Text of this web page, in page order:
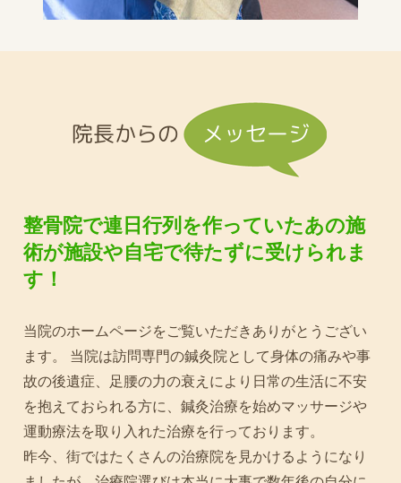
院長からの メッセージ
整骨院で連日行列を作っていたあの施
術が施設や自宅で待たずに受けられま
す！
当院のホームページをご覧いただきありがとうござい
ます。 当院は訪問専門の鍼灸院として身体の痛みや事
故の後遺症、足腰の力の衰えにより日常の生活に不安
を抱えておられる方に、鍼灸治療を始めマッサージや
運動療法を取り入れた治療を行っております。
昨今、街ではたくさんの治療院を見かけるようになり